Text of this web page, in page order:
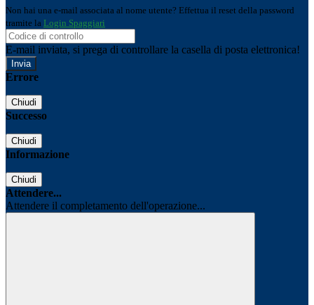
Non hai una e-mail associata al nome utente? Effettua il reset della password
tramite la Login Spaggiari
E-mail inviata, si prega di controllare la casella di posta elettronica!
Errore
Chiudi
Successo
Chiudi
Informazione
Chiudi
Attendere...
Attendere il completamento dell'operazione...